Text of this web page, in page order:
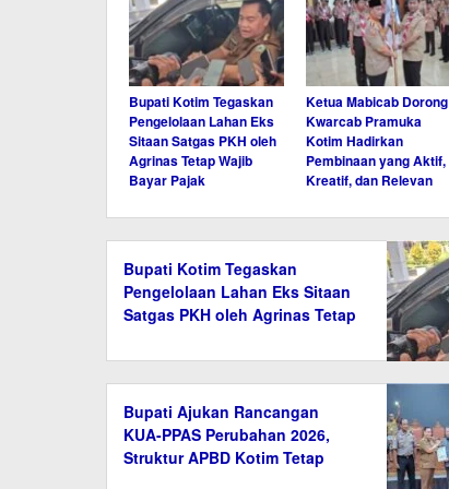
Bupati Kotim Tegaskan
Pengelolaan Lahan Eks
Sitaan Satgas PKH oleh
Agrinas Tetap Wajib
Bayar Pajak
Ketua Mabicab Dorong
Kwarcab Pramuka
Kotim Hadirkan
Pembinaan yang Aktif,
Kreatif, dan Relevan
Bupati Kotim Tegaskan
Pengelolaan Lahan Eks Sitaan
Satgas PKH oleh Agrinas Tetap
Bupati Ajukan Rancangan
KUA-PPAS Perubahan 2026,
Struktur APBD Kotim Tetap